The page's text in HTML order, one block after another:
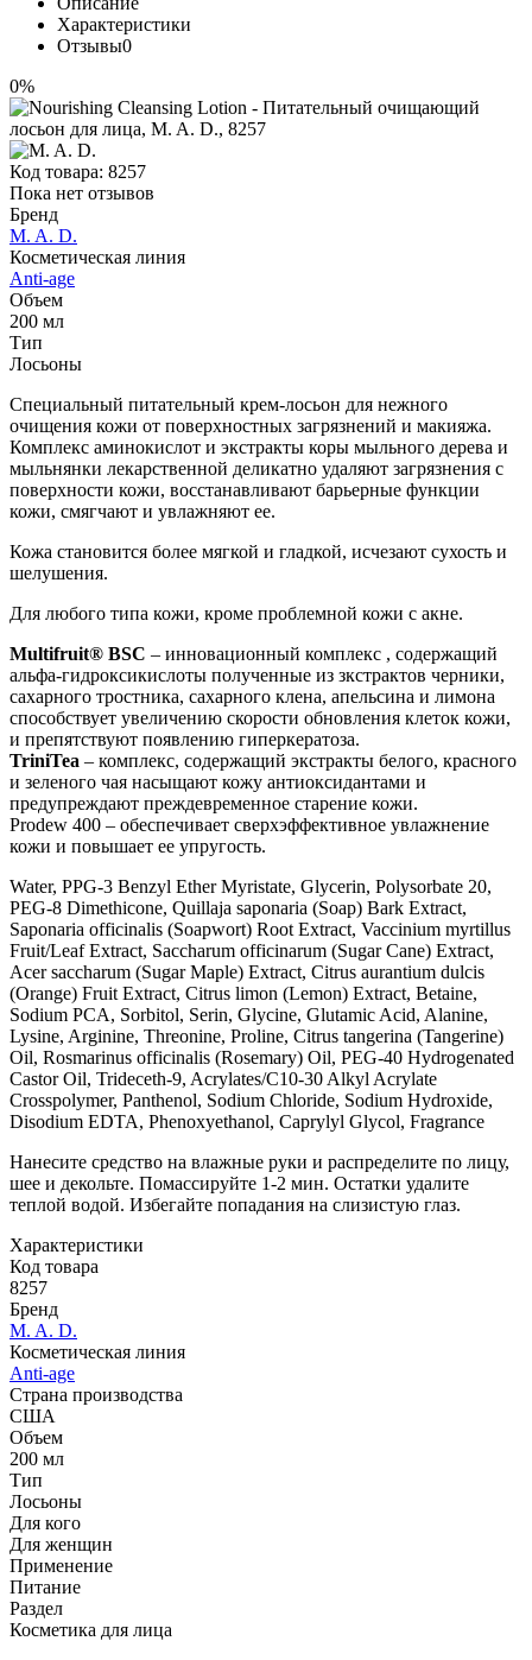
Характеристики
Отзывы0
0%
Код товара: 8257
Пока нет отзывов
Бренд
M. A. D.
Косметическая линия
Anti-age
Объем
200 мл
Тип
Лосьоны
Специальный питательный крем-лосьон для нежного
очищения кожи от поверхностных загрязнений и макияжа.
Комплекс аминокислот и экстракты коры мыльного дерева и
мыльнянки лекарственной деликатно удаляют загрязнения с
поверхности кожи, восстанавливают барьерные функции
кожи, смягчают и увлажняют ее.
Кожа становится более мягкой и гладкой, исчезают сухость и
шелушения.
Для любого типа кожи, кроме проблемной кожи с акне.
Multifruit® BSC – инновационный комплекс , содержащий
альфа-гидроксикислоты полученные из зкстрактов черники,
сахарного тростника, сахарного клена, апельсина и лимона
способствует увеличению скорости обновления клеток кожи,
и препятствуют появлению гиперкератоза.
TriniTea – комплекс, содержащий экстракты белого, красного
и зеленого чая насыщают кожу антиоксидантами и
предупреждают преждевременное старение кожи.
Prodew 400 – обеспечивает сверхэффективное увлажнение
кожи и повышает ее упругость.
Water, PPG-3 Benzyl Ether Myristate, Glycerin, Polysorbate 20,
PEG-8 Dimethicone, Quillaja saponaria (Soap) Bark Extract,
Saponaria officinalis (Soapwort) Root Extract, Vaccinium myrtillus
Fruit/Leaf Extract, Saccharum officinarum (Sugar Cane) Extract,
Acer saccharum (Sugar Maple) Extract, Citrus aurantium dulcis
(Orange) Fruit Extract, Citrus limon (Lemon) Extract, Betaine,
Sodium PCA, Sorbitol, Serin, Glycine, Glutamic Acid, Alanine,
Lysine, Arginine, Threonine, Proline, Citrus tangerina (Tangerine)
Oil, Rosmarinus officinalis (Rosemary) Oil, PEG-40 Hydrogenated
Castor Oil, Trideceth-9, Acrylates/C10-30 Alkyl Acrylate
Crosspolymer, Panthenol, Sodium Chloride, Sodium Hydroxide,
Disodium EDTA, Phenoxyethanol, Caprylyl Glycol, Fragrance
Нанесите средство на влажные руки и распределите по лицу,
шее и декольте. Помассируйте 1-2 мин. Остатки удалите
теплой водой. Избегайте попадания на слизистую глаз.
Характеристики
Код товара
8257
Бренд
M. A. D.
Косметическая линия
Anti-age
Страна производства
США
Объем
200 мл
Тип
Лосьоны
Для кого
Для женщин
Применение
Питание
Раздел
Косметика для лица